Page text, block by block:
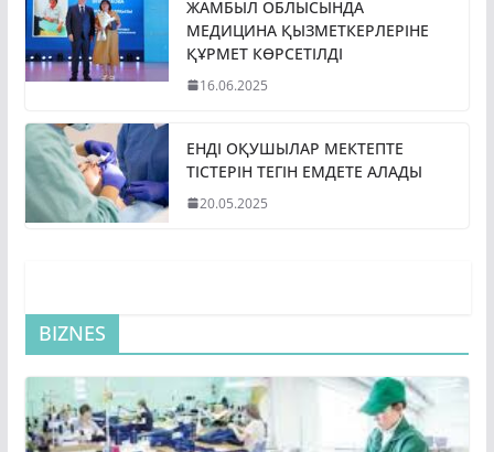
ЖАМБЫЛ ОБЛЫСЫНДА
МЕДИЦИНА ҚЫЗМЕТКЕРЛЕРІНЕ
ҚҰРМЕТ КӨРСЕТІЛДІ
16.06.2025
ЕНДІ ОҚУШЫЛАР МЕКТЕПТЕ
ТІСТЕРІН ТЕГІН ЕМДЕТЕ АЛАДЫ
20.05.2025
BIZNES